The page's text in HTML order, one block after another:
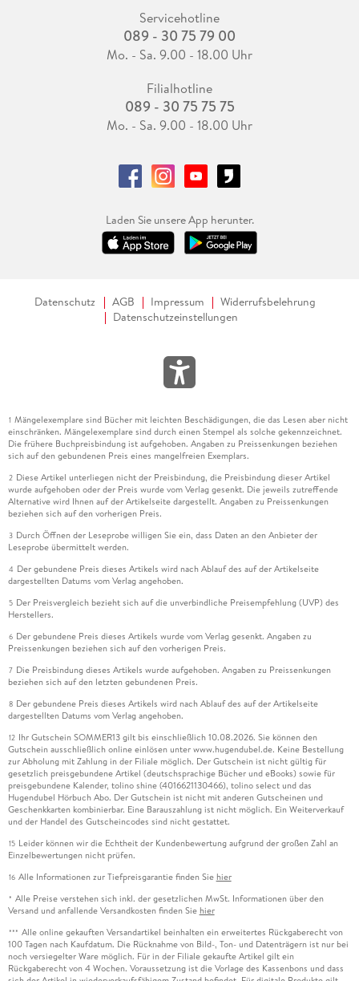
war Strunk selten. Britta Schmeis, Die Welt
Servicehotline
089 - 30 75 79 00
Mo. - Sa. 9.00 - 18.00 Uhr
Filialhotline
089 - 30 75 75 75
Mo. - Sa. 9.00 - 18.00 Uhr
Laden Sie unsere App herunter.
Datenschutz AGB Impressum
Widerrufsbelehrung
Datenschutzeinstellungen
1 Mängelexemplare sind Bücher mit leichten Beschädigungen, die das Lesen aber nicht
einschränken. Mängelexemplare sind durch einen Stempel als solche gekennzeichnet.
Die frühere Buchpreisbindung ist aufgehoben. Angaben zu Preissenkungen beziehen
sich auf den gebundenen Preis eines mangelfreien Exemplars.
2 Diese Artikel unterliegen nicht der Preisbindung, die Preisbindung dieser Artikel
wurde aufgehoben oder der Preis wurde vom Verlag gesenkt. Die jeweils zutreffende
Alternative wird Ihnen auf der Artikelseite dargestellt. Angaben zu Preissenkungen
beziehen sich auf den vorherigen Preis.
3 Durch Öffnen der Leseprobe willigen Sie ein, dass Daten an den Anbieter der
Leseprobe übermittelt werden.
4 Der gebundene Preis dieses Artikels wird nach Ablauf des auf der Artikelseite
dargestellten Datums vom Verlag angehoben.
5 Der Preisvergleich bezieht sich auf die unverbindliche Preisempfehlung (UVP) des
Herstellers.
6 Der gebundene Preis dieses Artikels wurde vom Verlag gesenkt. Angaben zu
Preissenkungen beziehen sich auf den vorherigen Preis.
7 Die Preisbindung dieses Artikels wurde aufgehoben. Angaben zu Preissenkungen
beziehen sich auf den letzten gebundenen Preis.
8 Der gebundene Preis dieses Artikels wird nach Ablauf des auf der Artikelseite
dargestellten Datums vom Verlag angehoben.
12 Ihr Gutschein SOMMER13 gilt bis einschließlich 10.08.2026. Sie können den
Gutschein ausschließlich online einlösen unter www.hugendubel.de. Keine Bestellung
zur Abholung mit Zahlung in der Filiale möglich. Der Gutschein ist nicht gültig für
gesetzlich preisgebundene Artikel (deutschsprachige Bücher und eBooks) sowie für
preisgebundene Kalender, tolino shine (4016621130466), tolino select und das
Hugendubel Hörbuch Abo. Der Gutschein ist nicht mit anderen Gutscheinen und
Geschenkkarten kombinierbar. Eine Barauszahlung ist nicht möglich. Ein Weiterverkauf
und der Handel des Gutscheincodes sind nicht gestattet.
15 Leider können wir die Echtheit der Kundenbewertung aufgrund der großen Zahl an
Einzelbewertungen nicht prüfen.
16 Alle Informationen zur Tiefpreisgarantie finden Sie hier
* Alle Preise verstehen sich inkl. der gesetzlichen MwSt. Informationen über den
Versand und anfallende Versandkosten finden Sie hier
*** Alle online gekauften Versandartikel beinhalten ein erweitertes Rückgaberecht von
100 Tagen nach Kaufdatum. Die Rücknahme von Bild-, Ton- und Datenträgern ist nur bei
noch versiegelter Ware möglich. Für in der Filiale gekaufte Artikel gilt ein
Rückgaberecht von 4 Wochen. Voraussetzung ist die Vorlage des Kassenbons und dass